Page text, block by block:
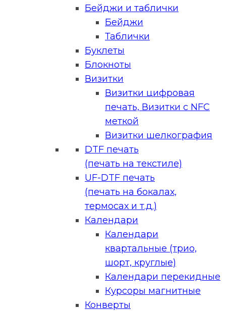
Бейджи и таблички
Бейджи
Таблички
Буклеты
Блокноты
Визитки
Визитки цифровая
печать, Визитки с NFC
меткой
Визитки шелкография
DTF печать
(печать на текстиле)
UF-DTF печать
(печать на бокалах,
термосах и т.д.)
Календари
Календари
квартальные (трио,
шорт, круглые)
Календари перекидные
Курсоры магнитные
Конверты